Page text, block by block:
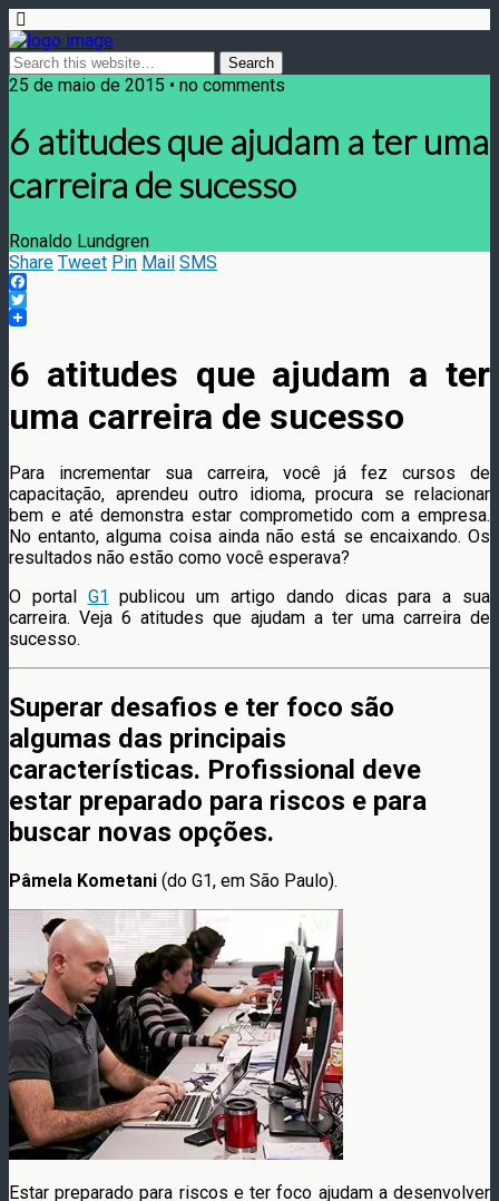
25 de maio de 2015 • no comments
6 atitudes que ajudam a ter uma
carreira de sucesso
Ronaldo Lundgren
Share Tweet Pin Mail SMS
Facebook
Twitter
6 atitudes que ajudam a ter
uma carreira de sucesso
Para incrementar sua carreira, você já fez cursos de
capacitação, aprendeu outro idioma, procura se relacionar
bem e até demonstra estar comprometido com a empresa.
No entanto, alguma coisa ainda não está se encaixando. Os
resultados não estão como você esperava?
O portal G1 publicou um artigo dando dicas para a sua
carreira. Veja 6 atitudes que ajudam a ter uma carreira de
sucesso.
Superar desafios e ter foco são
algumas das principais
características. Profissional deve
estar preparado para riscos e para
buscar novas opções.
Pâmela Kometani (do G1, em São Paulo).
Estar preparado para riscos e ter foco ajudam a desenvolver